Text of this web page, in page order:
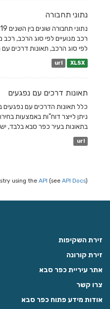
נתוני תחבורה
רכב מנועיים לפי סוג הרכב,
לפי סוג הרכב, תאונות דרכים
url XLSX
תאונות דרכים עם נפגעים
כלל תאונות הדרכים עם
ניתן לייצר דוח"ות באמצעות
בתאונות בעיר כפר סבא בלבד,
url
using the API (see API Docs).
זירת השקיפות
זירת קורונה
אתר עיריית כפר סבא
צרו קשר
אודות מידע פתוח כפר סבא